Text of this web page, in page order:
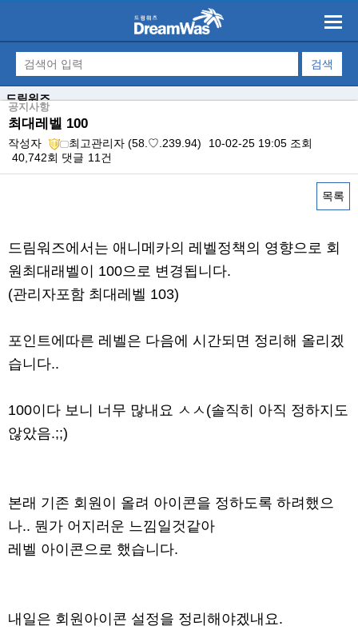
드림워즈
공지사항
최대레벨 100
작성자 최고관리자 (58.♡.239.94) 10-02-25 19:05 조회
40,742회 댓글 11건
목록
드림워즈에서는 애니메카의 레벨정책의 영향으로 회
원최대래벨이 100으로 변경됩니다.
(관리자포함 최대레벨 103)
포인트에따른 레벨은 다음에 시간되면 정리해 올리겠
습니다..
100이다 보니 너무 많내요 ㅅㅅ(솔직히 아직 정하지도
않았음.;;)
본래 기존 회원이 올려 아이콘을 정하도록 하려했으
나.. 뭔가 어지러운 느낌일것같아
레벨 아이콘으로 했습니다.
내일은 회원아이콘 설정을 정리해야겠내요.